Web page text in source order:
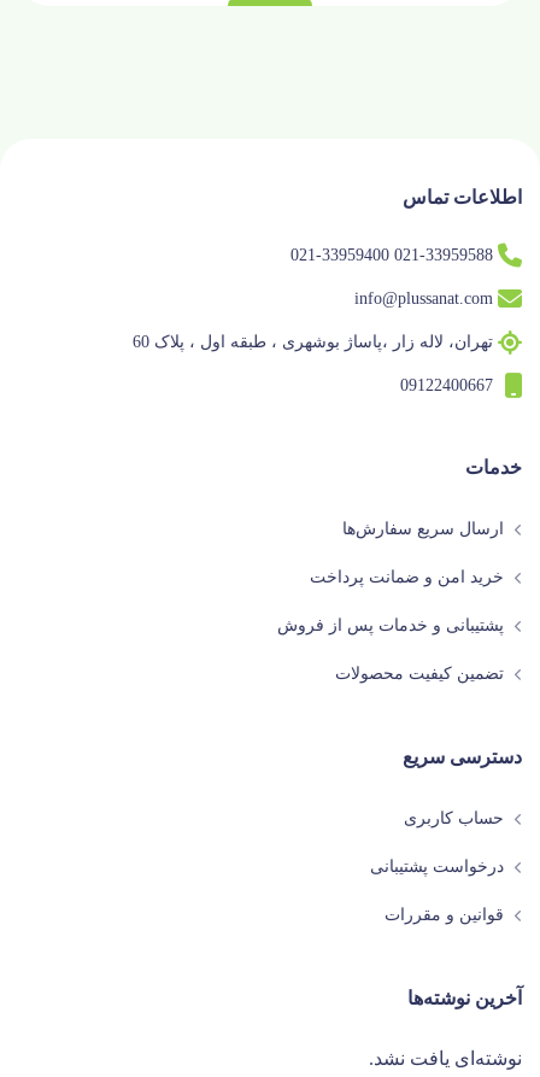
اطلاعات تماس
021-33959588 021-33959400
info@plussanat.com
تهران، لاله زار ،پاساژ بوشهری ، طبقه اول ، پلاک 60
09122400667
خدمات
ارسال سریع سفارش‌ها
خرید امن و ضمانت پرداخت
پشتیبانی و خدمات پس از فروش
تضمین کیفیت محصولات
دسترسی سریع
حساب کاربری
درخواست پشتیبانی
قوانین و مقررات
آخرین نوشته‌ها
نوشته‌ای یافت نشد.